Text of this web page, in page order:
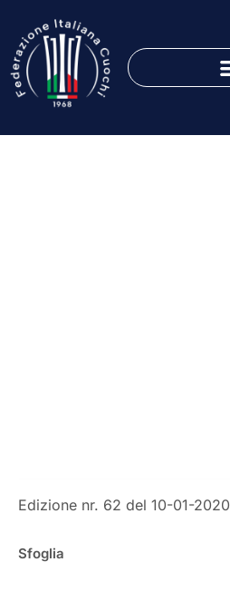
Edizione nr. 62 del 10-01-2020
Sfoglia